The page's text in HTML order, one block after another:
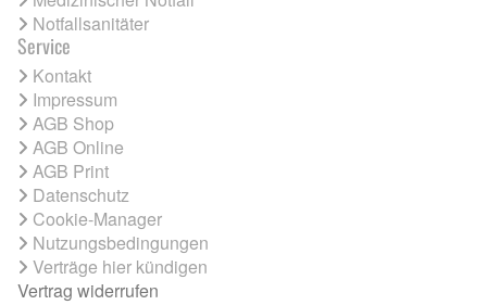
Notfallsanitäter
Service
Kontakt
Impressum
AGB Shop
AGB Online
AGB Print
Datenschutz
Cookie-Manager
Nutzungsbedingungen
Verträge hier kündigen
Vertrag widerrufen